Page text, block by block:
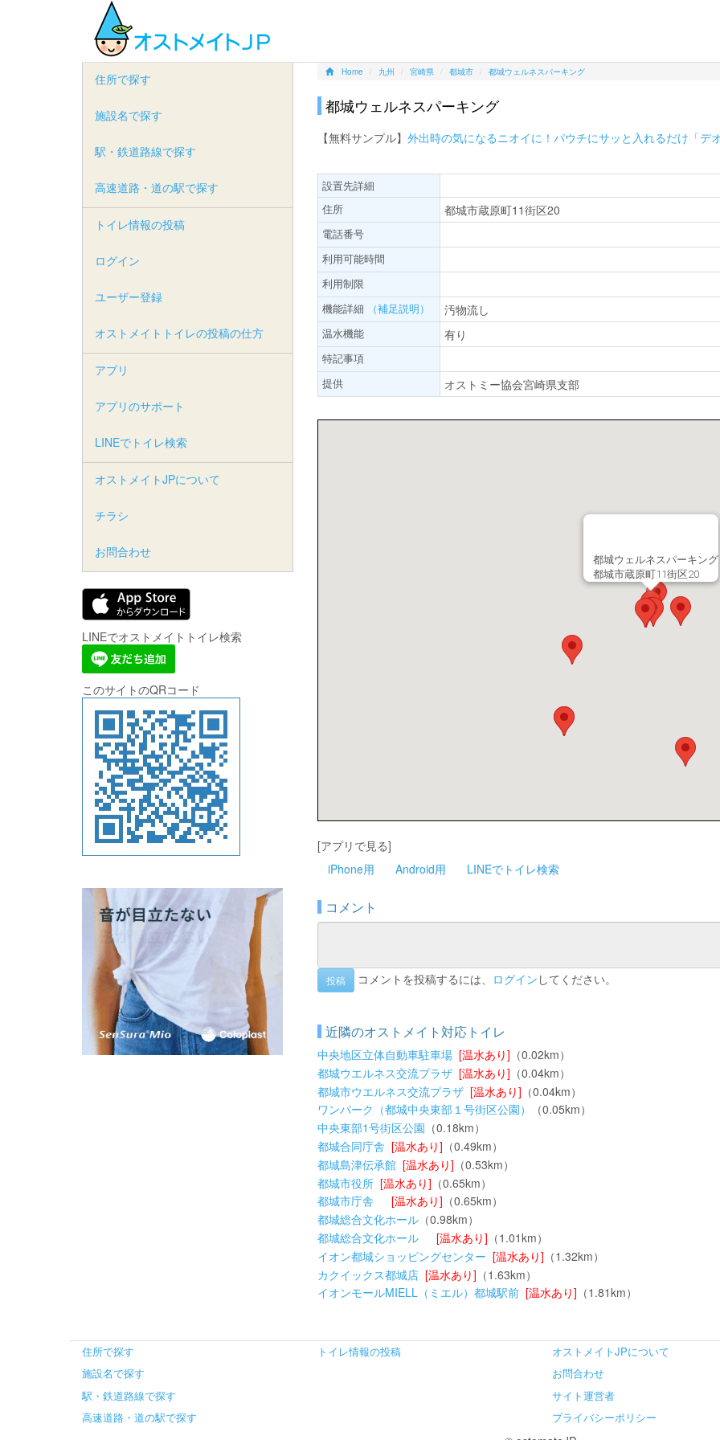
Home 九州 宮崎県 都城市 都城ウェルネスパーキング
都城ウェルネスパーキング
【無料サンプル】 外出時の気になるニオイに！パウチにサッと入れるだけ「デ
設置先詳細
住所
都城市蔵原町11街区20
電話番号
利用可能時間
利用制限
機能詳細
（補足説明） 汚物流し
温水機能 有り
特記事項
提供
オストミー協会宮崎県支部
都城ウェルネスパーキング
都城市蔵原町11街区20
[アプリで見る]
iPhone用
Android用 LINEでトイレ検索
コメント
投稿 コメントを投稿するには、 ログイン してください。
近隣のオストメイト対応トイレ
中央地区立体自動車駐車場 [温水あり] （0.02km）
都城ウエルネス交流プラザ [温水あり] （0.04km）
都城市ウエルネス交流プラザ [温水あり] （0.04km）
ワンパーク（都城中央東部１号街区公園）
（0.05km）
中央東部1号街区公園 （0.18km）
都城合同庁舎 [温水あり] （0.49km）
都城島津伝承館 [温水あり] （0.53km）
都城市役所 [温水あり] （0.65km）
都城市庁舎
[温水あり] （0.65km）
都城総合文化ホール（0.98km）
都城総合文化ホール
[温水あり] （1.01km）
イオン都城ショッピングセンター [温水あり] （1.32km）
カクイックス都城店 [温水あり] （1.63km）
イオンモールMIELL（ミエル）都城駅前 [温水あり] （1.81km）
住所で探す
施設名で探す
駅・鉄道路線で探す
高速道路・道の駅で探す
トイレ情報の投稿
ログイン
ユーザー登録
オストメイトトイレの投稿の仕方
アプリ
アプリのサポート
LINEでトイレ検索
オストメイトJPについて
チラシ
お問合わせ
LINEでオストメイトトイレ検索
このサイトのQRコード
住所で探す
施設名で探す
駅・鉄道路線で探す
高速道路・道の駅で探す
トイレ情報の投稿
オストメイトJPについて
お問合わせ
サイト運営者
プライバシーポリシー